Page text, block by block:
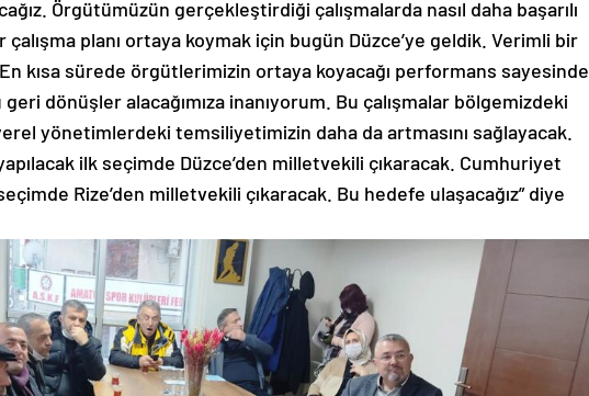
Örgütümüzün gerçekleştirdiği çalışmalarda nasıl daha başarılı
planı ortaya koymak için bugün Düzce’ye geldik. Verimli bir
kısa sürede örgütlerimizin ortaya koyacağı performans sayesinde
geri dönüşler alacağımıza inanıyorum. Bu çalışmalar bölgemizdeki
yönetimlerdeki temsiliyetimizin daha da artmasını sağlayacak.
ilk seçimde Düzce’den milletvekili çıkaracak. Cumhuriyet
Rize’den milletvekili çıkaracak. Bu hedefe ulaşacağız” diye